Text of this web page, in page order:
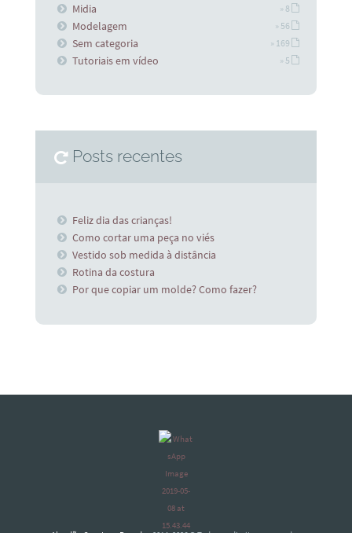
Midia » 8
Modelagem » 56
Sem categoria » 169
Tutoriais em vídeo » 5
Posts recentes
Feliz dia das crianças!
Como cortar uma peça no viés
Vestido sob medida à distância
Rotina da costura
Por que copiar um molde? Como fazer?